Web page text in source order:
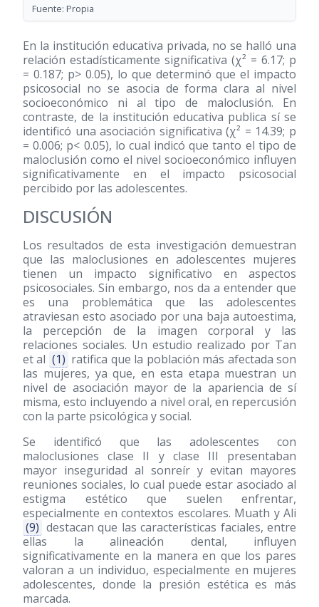
Fuente: Propia
En la institución educativa privada, no se halló una
relación estadísticamente significativa (χ² = 6.17; p
= 0.187; p> 0.05), lo que determinó que el impacto
psicosocial no se asocia de forma clara al nivel
socioeconómico ni al tipo de maloclusión. En
contraste, de la institución educativa publica sí se
identificó una asociación significativa (χ² = 14.39; p
= 0.006; p< 0.05), lo cual indicó que tanto el tipo de
maloclusión como el nivel socioeconómico influyen
significativamente en el impacto psicosocial
percibido por las adolescentes.
DISCUSIÓN
Los resultados de esta investigación demuestran
que las maloclusiones en adolescentes mujeres
tienen un impacto significativo en aspectos
psicosociales. Sin embargo, nos da a entender que
es una problemática que las adolescentes
atraviesan esto asociado por una baja autoestima,
la percepción de la imagen corporal y las
relaciones sociales. Un estudio realizado por Tan
et al (1) ratifica que la población más afectada son
las mujeres, ya que, en esta etapa muestran un
nivel de asociación mayor de la apariencia de sí
misma, esto incluyendo a nivel oral, en repercusión
con la parte psicológica y social.
Se identificó que las adolescentes con
maloclusiones clase II y clase III presentaban
mayor inseguridad al sonreír y evitan mayores
reuniones sociales, lo cual puede estar asociado al
estigma estético que suelen enfrentar,
especialmente en contextos escolares. Muath y Ali
(9) destacan que las características faciales, entre
ellas la alineación dental, influyen
significativamente en la manera en que los pares
valoran a un individuo, especialmente en mujeres
adolescentes, donde la presión estética es más
marcada.